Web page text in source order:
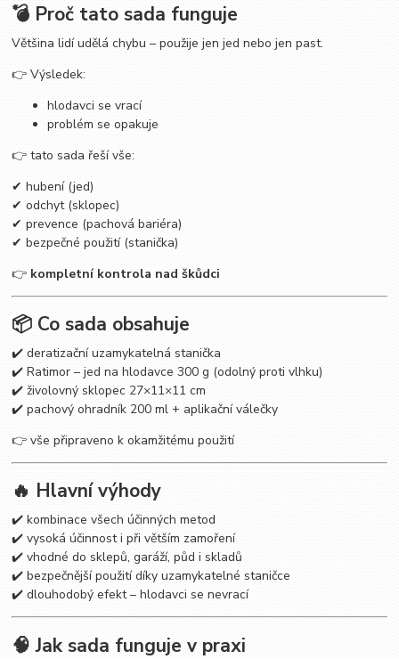
💣 Proč tato sada funguje
Většina lidí udělá chybu – použije jen jed nebo jen past.
👉 Výsledek:
hlodavci se vrací
problém se opakuje
👉 tato sada řeší vše:
✔ hubení (jed)
✔ odchyt (sklopec)
✔ prevence (pachová bariéra)
✔ bezpečné použití (stanička)
👉 kompletní kontrola nad škůdci
📦 Co sada obsahuje
✔️ deratizační uzamykatelná stanička
✔️ Ratimor – jed na hlodavce 300 g (odolný proti vlhku)
✔️ živolovný sklopec 27×11×11 cm
✔️ pachový ohradník 200 ml + aplikační válečky
👉 vše připraveno k okamžitému použití
🔥 Hlavní výhody
✔️ kombinace všech účinných metod
✔️ vysoká účinnost i při větším zamoření
✔️ vhodné do sklepů, garáží, půd i skladů
✔️ bezpečnější použití díky uzamykatelné staničce
✔️ dlouhodobý efekt – hlodavci se nevrací
🧠 Jak sada funguje v praxi